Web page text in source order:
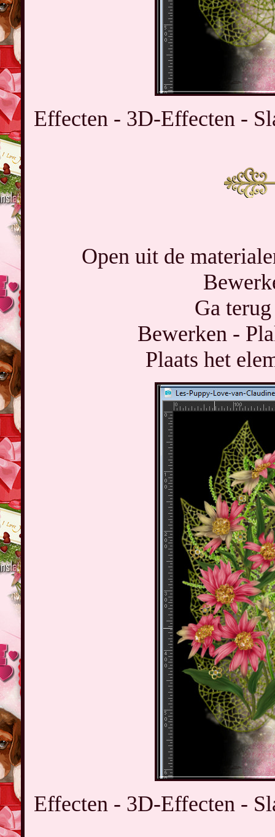
Effecten - 3D-Effecten -
Open uit de
Ga
Bewerken -
Plaats het
Effecten - 3D-Effecten -